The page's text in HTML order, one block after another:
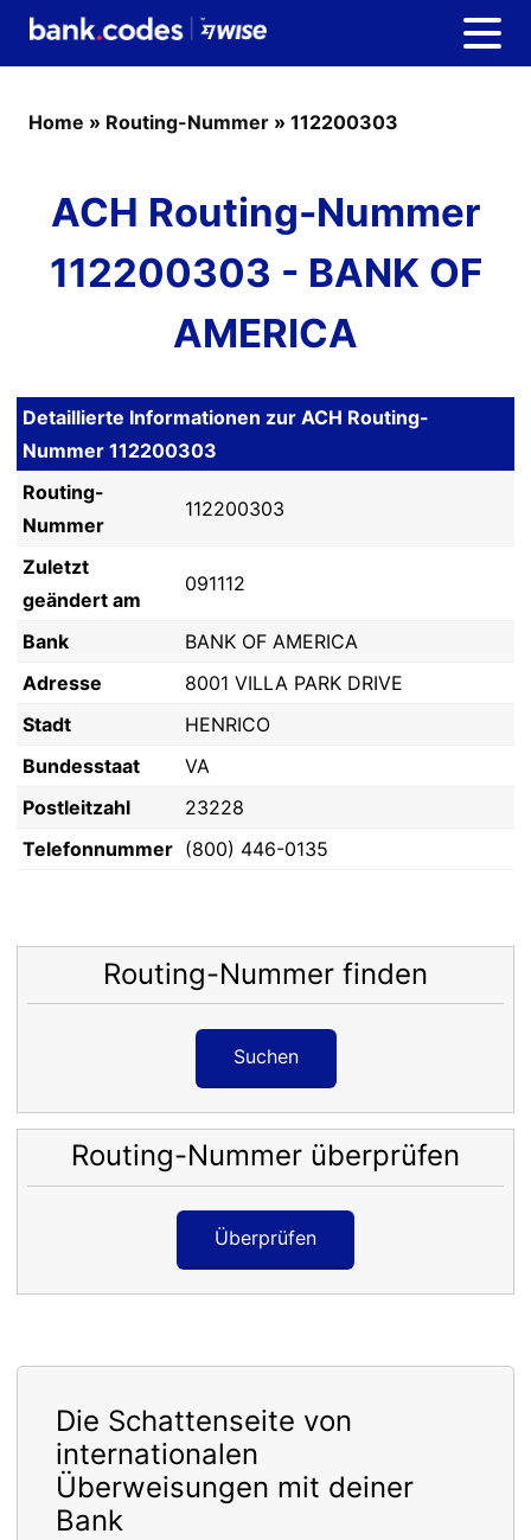
Home » Routing-Nummer » 112200303
ACH Routing-Nummer
112200303 - BANK OF
AMERICA
Detaillierte Informationen zur ACH Routing-
Nummer 112200303
Routing-
Nummer
112200303
Zuletzt
geändert am
091112
Bank
BANK OF AMERICA
Adresse
8001 VILLA PARK DRIVE
Stadt
HENRICO
Bundesstaat
VA
Postleitzahl
23228
Telefonnummer (800) 446-0135
Routing-Nummer finden
Suchen
Routing-Nummer überprüfen
Überprüfen
Die Schattenseite von
internationalen
Überweisungen mit deiner
Bank